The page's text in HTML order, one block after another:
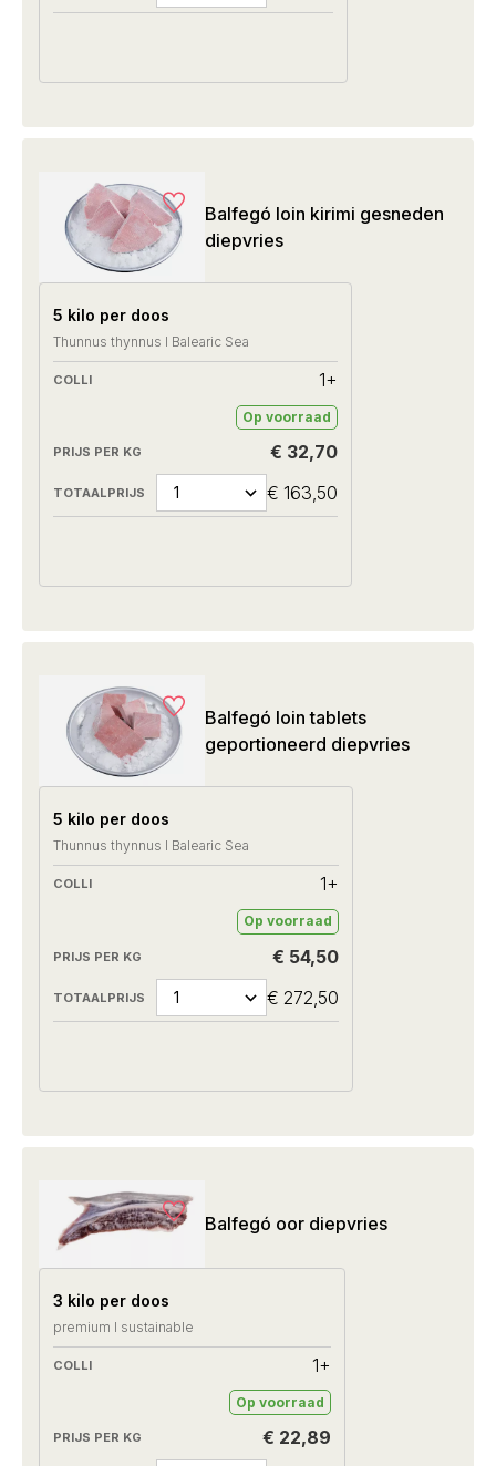
Balfegó loin kirimi gesneden
diepvries
5 kilo per doos
Thunnus thynnus I Balearic Sea
1+
Op voorraad
€ 32,70
€ 163,50
Balfegó loin tablets
geportioneerd diepvries
5 kilo per doos
Thunnus thynnus I Balearic Sea
1+
Op voorraad
€ 54,50
€ 272,50
Balfegó oor diepvries
3 kilo per doos
premium I sustainable
1+
Op voorraad
€ 22,89